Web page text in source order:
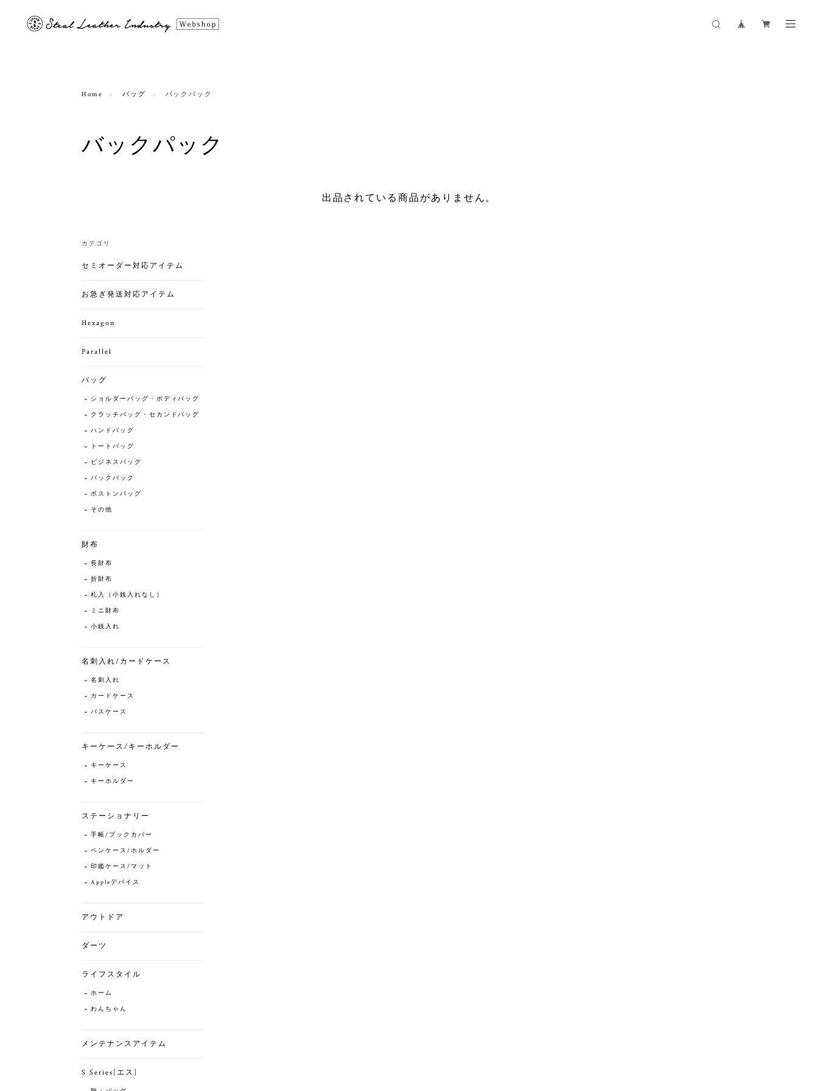
Home バッグ バックパック
バックパック
出品されている商品がありません。
カテゴリ
セミオーダー対応アイテム
お急ぎ発送対応アイテム
Hexagon
Parallel
バッグ
ショルダーバッグ・ボディバッグ
クラッチバッグ・セカンドバッグ
ハンドバッグ
トートバッグ
ビジネスバッグ
バックパック
ボストンバッグ
その他
財布
長財布
折財布
札入（小銭入れなし）
ミニ財布
小銭入れ
名刺入れ/カードケース
名刺入れ
カードケース
パスケース
キーケース/キーホルダー
キーケース
キーホルダー
ステーショナリー
手帳/ブックカバー
ペンケース/ホルダー
印鑑ケース/マット
Appleデバイス
アウトドア
ダーツ
ライフスタイル
ホーム
わんちゃん
メンテナンスアイテム
S Series[エス]